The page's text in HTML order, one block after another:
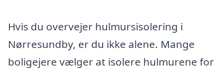
Hvis du overvejer hulmursisolering i
Nørresundby, er du ikke alene. Mange
boligejere vælger at isolere hulmurene for